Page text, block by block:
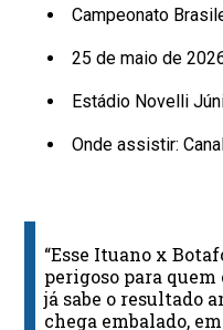
Campeonato
25 de maio de
Estádio Novelli
Onde assistir:
“Esse Ituano x
perigoso para quem
já sabe o resultado
chega embalado,